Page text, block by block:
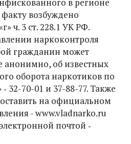
возбуждено
ч. 3 ст. 228.1 УК РФ.
наркоконтроля
гражданин может
анонимно, об известных
оборота наркотиков по
32-70-01 и 37-88-77. Также
на официальном
- www.vladnarko.ru
почтой ‑